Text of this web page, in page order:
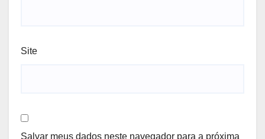
Site
Salvar meus dados neste navegador para a próxima